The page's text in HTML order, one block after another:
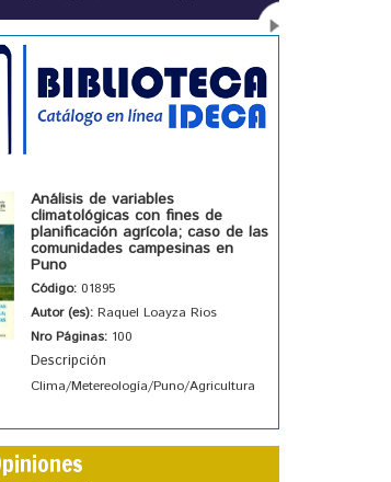
Análisis de variables
climatológicas con fines de
planificación agrícola; caso de las
comunidades campesinas en
Puno
Código: 01895
Autor (es): Raquel Loayza Rios
Nro Páginas: 100
Descripción
Clima/Metereología/Puno/Agricultura